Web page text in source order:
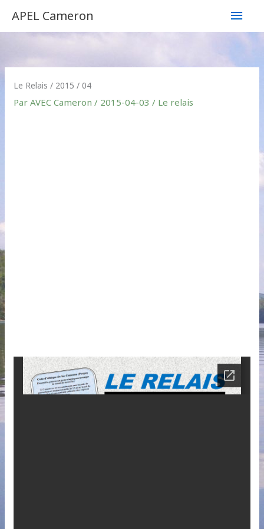
contenu
APEL Cameron
Le Relais / 2015 / 04
ParAVEC Cameron/ 2015-04-03/ Le relais